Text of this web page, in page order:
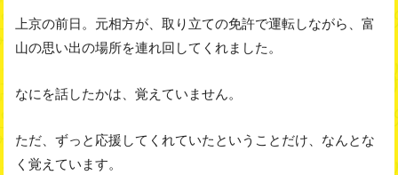
上京の前日。元相方が、取り立ての免許で運転しながら、富
山の思い出の場所を連れ回してくれました。
なにを話したかは、覚えていません。
ただ、ずっと応援してくれていたということだけ、なんとな
く覚えています。